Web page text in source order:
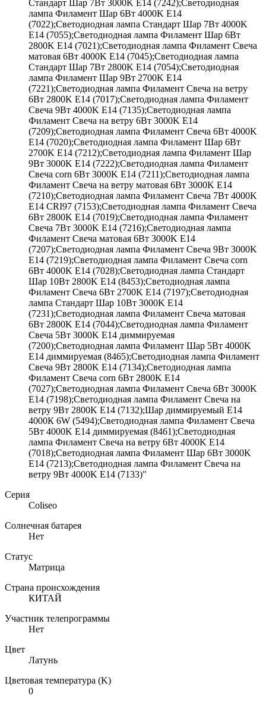
Стандарт Шар 7Вт 3000K E14 (7242);Светодиодная
лампа Филамент Шар 6Вт 4000K E14
(7022);Светодиодная лампа Стандарт Шар 7Вт 4000K
E14 (7055);Светодиодная лампа Филамент Шар 6Вт
2800K E14 (7021);Светодиодная лампа Филамент Свеча
матовая 6Вт 4000K E14 (7045);Светодиодная лампа
Стандарт Шар 7Вт 2800K E14 (7054);Светодиодная
лампа Филамент Шар 9Вт 2700K E14
(7221);Светодиодная лампа Филамент Свеча на ветру
6Вт 2800K E14 (7017);Светодиодная лампа Филамент
Свеча 9Вт 4000K E14 (7135);Светодиодная лампа
Филамент Свеча на ветру 6Вт 3000K E14
(7209);Светодиодная лампа Филамент Свеча 6Вт 4000K
E14 (7020);Светодиодная лампа Филамент Шар 6Вт
2700K E14 (7212);Светодиодная лампа Филамент Шар
9Вт 3000K E14 (7222);Светодиодная лампа Филамент
Свеча corn 6Вт 3000K E14 (7211);Светодиодная лампа
Филамент Свеча на ветру матовая 6Вт 3000K E14
(7210);Светодиодная лампа Филамент Свеча 7Вт 4000K
E14 CRI97 (7153);Светодиодная лампа Филамент Свеча
6Вт 2800K E14 (7019);Светодиодная лампа Филамент
Свеча 7Вт 3000K E14 (7216);Светодиодная лампа
Филамент Свеча матовая 6Вт 3000K E14
(7207);Светодиодная лампа Филамент Свеча 9Вт 3000K
E14 (7219);Светодиодная лампа Филамент Свеча corn
6Вт 4000K E14 (7028);Светодиодная лампа Стандарт
Шар 10Вт 2800K E14 (8453);Светодиодная лампа
Филамент Свеча 6Вт 2700K E14 (7197);Светодиодная
лампа Стандарт Шар 10Вт 3000K E14
(7231);Светодиодная лампа Филамент Свеча матовая
6Вт 2800K E14 (7044);Светодиодная лампа Филамент
Свеча 5Вт 3000K E14 диммируемая
(7200);Светодиодная лампа Филамент Шар 5Вт 4000K
E14 диммируемая (8465);Светодиодная лампа Филамент
Свеча 9Вт 2800K E14 (7134);Светодиодная лампа
Филамент Свеча corn 6Вт 2800K E14
(7027);Светодиодная лампа Филамент Свеча 6Вт 3000K
E14 (7198);Светодиодная лампа Филамент Свеча на
ветру 9Вт 2800K E14 (7132);Шар диммируемый Е14
4000К 6W (5494);Светодиодная лампа Филамент Свеча
5Вт 4000K E14 диммируемая (8461);Светодиодная
лампа Филамент Свеча на ветру 6Вт 4000K E14
(7018);Светодиодная лампа Филамент Шар 6Вт 3000K
E14 (7213);Светодиодная лампа Филамент Свеча на
ветру 9Вт 4000K E14 (7133)"
Серия
Coliseo
Солнечная батарея
Нет
Статус
Матрица
Страна происхождения
КИТАЙ
Участник телепрограммы
Нет
Цвет
Латунь
Цветовая температура (K)
0